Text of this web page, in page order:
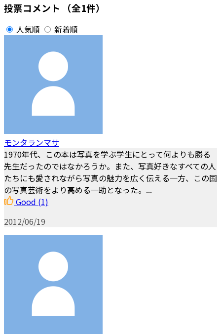
投票コメント （全1件）
人気順 新着順
モンタランマサ
1970年代、この本は写真を学ぶ学生にとって何よりも勝る
先生だったのではなかろうか。また、写真好きなすべての人
たちにも愛されながら写真の魅力を広く伝える一方、この国
の写真芸術をより高める一助となった。...
Good (1)
2012/06/19